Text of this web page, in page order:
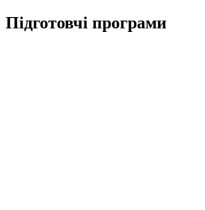
Підготовчі програми